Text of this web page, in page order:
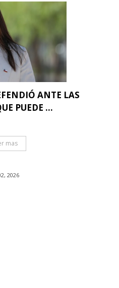
ANTE LAS
PUEDE ...
mas
2026